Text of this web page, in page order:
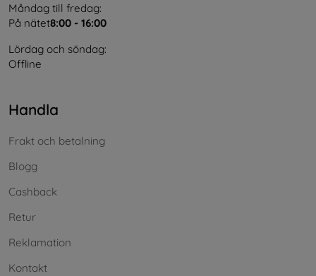
Måndag till fredag:
På nätet8:00 - 16:00
Lördag och söndag:
Offline
Handla
Frakt och betalning
Blogg
Cashback
Retur
Reklamation
Kontakt